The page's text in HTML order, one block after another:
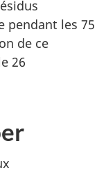
pendant les 75
de ce
26